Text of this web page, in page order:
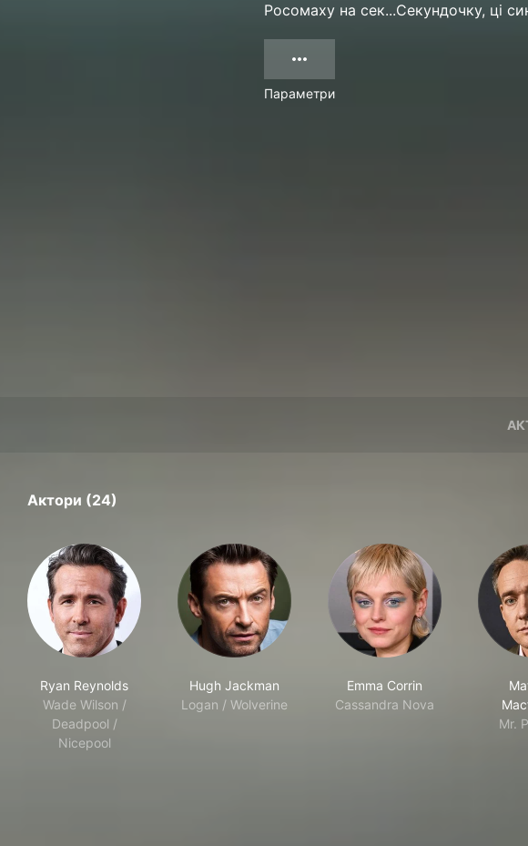
Росомаху на сек...Секундочку, ці
Параметри
Актори (24)
Ryan Reynolds
Wade Wilson /
Deadpool /
Nicepool
Hugh Jackman
Logan / Wolverine
Emma Corrin
Cassandra Nova
Mr.